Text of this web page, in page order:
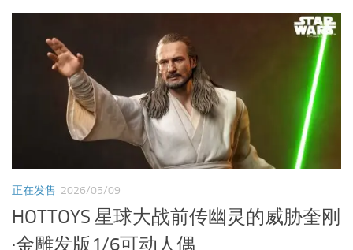
正在发售 2026/05/09
HOTTOYS 星球大战前传幽灵的威胁奎刚
·金雕发版1/6可动人偶